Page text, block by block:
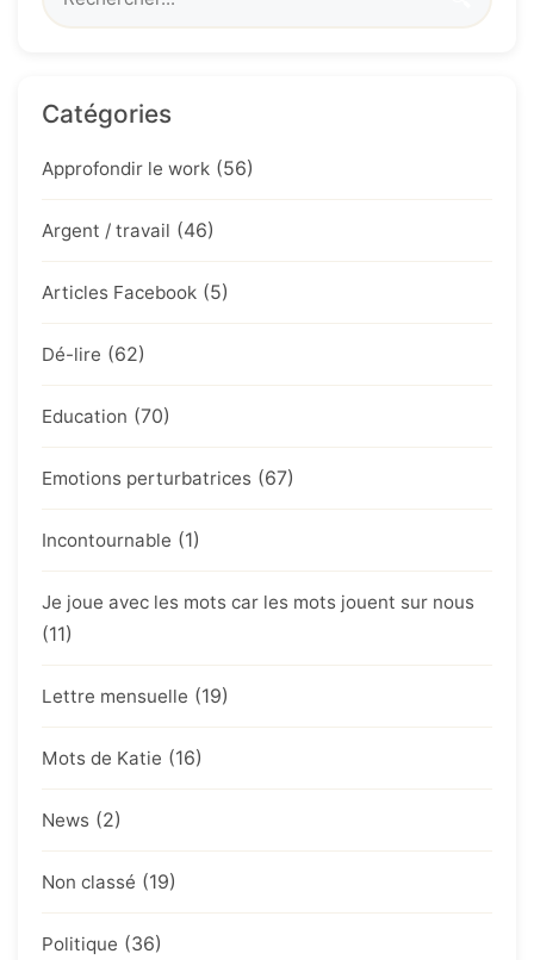
Catégories
Approfondir le work (56)
Argent / travail (46)
Articles Facebook (5)
Dé-lire (62)
Education (70)
Emotions perturbatrices (67)
Incontournable (1)
Je joue avec les mots car les mots jouent sur nous
(11)
Lettre mensuelle (19)
Mots de Katie (16)
News (2)
Non classé (19)
Politique (36)